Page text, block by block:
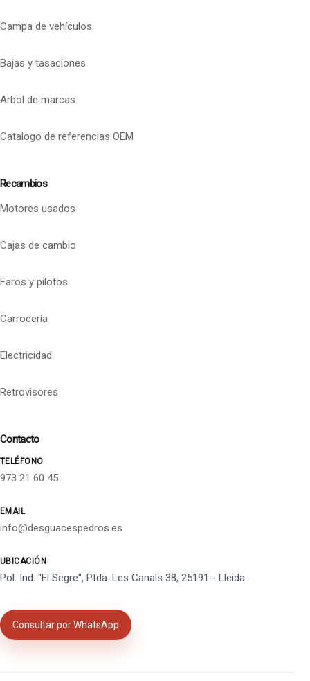
Campa de vehículos
Bajas y tasaciones
Arbol de marcas
Catalogo de referencias OEM
Recambios
Motores usados
Cajas de cambio
Faros y pilotos
Carrocería
Electricidad
Retrovisores
Contacto
TELÉFONO
973 21 60 45
EMAIL
info@desguacespedros.es
UBICACIÓN
Pol. Ind. "El Segre", Ptda. Les Canals 38, 25191 - Lleida
Consultar por WhatsApp